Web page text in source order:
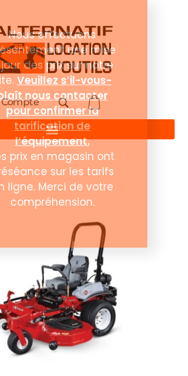
Compte